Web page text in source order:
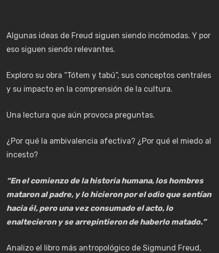
Algunas ideas de Freud siguen siendo incómodas. Y por
eso siguen siendo relevantes.
Exploro su obra “Tótem y tabú”, sus conceptos centrales
y su impacto en la comprensión de la cultura.
Una lectura que aún provoca preguntas.
¿Por qué la ambivalencia afectiva? ¿Por qué el miedo al
incesto?
“En el comienzo de la historia humana, los hombres
mataron al padre, y lo hicieron por el odio que sentían
hacia él, pero una vez consumado el acto, lo
enaltecieron y se arrepintieron de haberlo matado.”
Analizo el libro más antropológico de Sigmund Freud,